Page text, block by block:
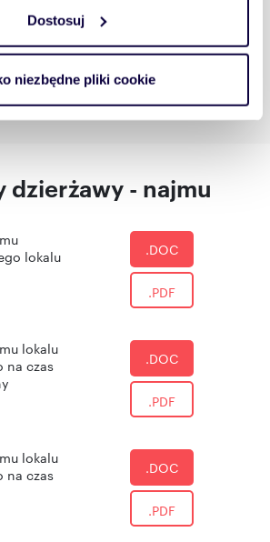
cookie do spersonalizowania treści
funkcje społecznościowe i
witryny, udostępniamy partnerom
Dostosuj
niezbędne pliki cookie
najmu
.PDF
dzierżawy - najmu
lokalu
.DOC
.PDF
lokalu
na czas
.DOC
.PDF
lokalu
na czas
.DOC
.PDF